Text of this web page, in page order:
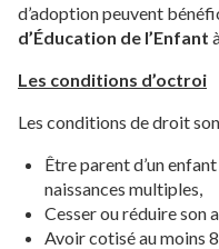
d’adoption peuvent
d’Éducation de l’Enfant
Les conditions d’octroi
Les conditions de droit
Être parent d’un
naissances multiples,
Cesser ou réduire son
Avoir cotisé au moins